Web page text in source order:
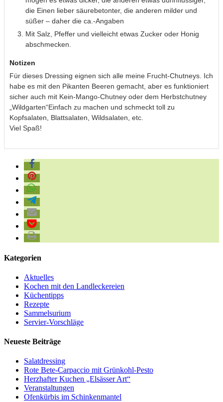
die Einen lieber säurebetonter, die anderen milder und
süßer – daher die ca.-Angaben
Mit Salz, Pfeffer und vielleicht etwas Zucker oder Honig
abschmecken.
Notizen
Für dieses Dressing eignen sich alle meine Frucht-Chutneys. Ich
habe es mit den Pikanten Beeren gemacht, aber es funktioniert
sicher auch mit Kein-Mango-Chutney oder dem Herbstchutney
„Wildgarten“Einfach zu machen und schmeckt toll zu
Kopfsalaten, Blattsalaten, Wildsalaten, etc.
Viel Spaß!
Kategorien
Aktuelles
Kochen mit den Landleckereien
Küchentipps
Rezepte
Sammelsurium
Servier-Vorschläge
Neueste Beiträge
Salatdressing
Rote Bete-Carpaccio mit Grünkohl-Pesto
Herzhafter Kuchen „Elsässer Art“
Veranstaltungen
Ofenkürbis im Schinkenmantel